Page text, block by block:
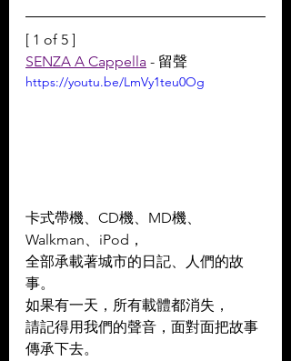
[ 1 of 5 ]
SENZA A Cappella - 留聲
https://youtu.be/LmVy1teu0Og
卡式帶機、CD機、MD機、
Walkman、iPod，
全部承載著城市的日記、人們的故
事。
如果有一天，所有載體都消失，
請記得用我們的聲音，面對面把故事
傳承下去。